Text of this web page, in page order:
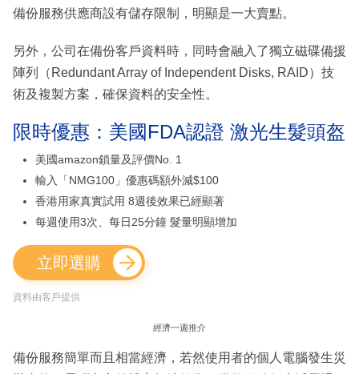
備份服務供應商設有儲存限制，明顯是一大賣點。
另外，公司在備份客戶資料時，同時會融入了獨立磁碟備援
陣列（Redundant Array of Independent Disks, RAID）技
術及複製方案，確保資料的安全性。
限時優惠：美國FDA認證 激光生髮頭盔
美國amazon鎖量及評價No. 1
輸入「NMG100」優惠碼額外減$100
香港用家真實試用 8週後效果已經顯著
每週使用3次、每日25分鐘 髮量明顯增加
立即選購
資料由客戶提供
經濟一週推介
備份服務簡單而且相當經濟，若然使用者的個人電腦發生災